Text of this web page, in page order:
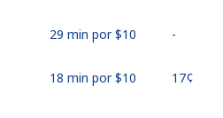
29 min por ⁦$10⁩ -
18 min por ⁦$10⁩ ⁦17¢⁩